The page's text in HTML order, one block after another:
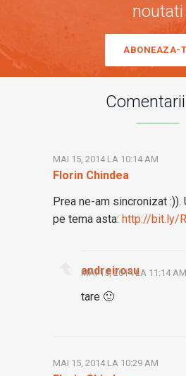
noutati
ABONEAZA-
Comentarii
Florin Chindea
MAI 15, 2014 LA 10:14 AM
Prea ne-am sincronizat
pe tema asta: http://bit.ly/
andreirosu
MAI 15, 2014 LA 11:14 AM
tare 🙂
MAI 15, 2014 LA 10:29 AM